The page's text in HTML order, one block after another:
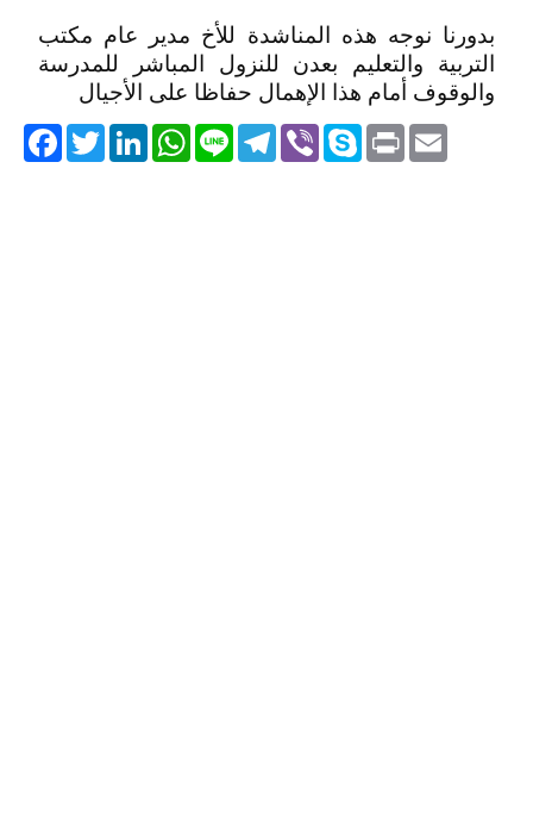
بدورنا نوجه هذه المناشدة للأخ مدير عام مكتب
التربية والتعليم بعدن للنزول المباشر للمدرسة
والوقوف أمام هذا الإهمال حفاظا على الأجيال
TwitterLinkedIn
WhatsApp Line
Telegram ViberSkype PrintEmail